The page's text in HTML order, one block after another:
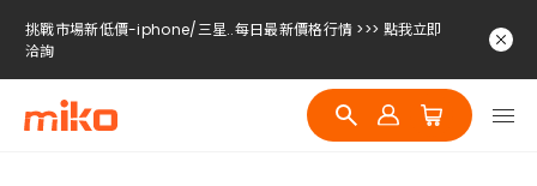
挑戰市場新低價-iphone/三星..每日最新價格行情 >>> 點我立即
洽詢
挑戰市場新低價-iphone/三星..每日最新價格行情 >>> 點我立即
洽詢
挑戰市場新低價-iphone/三星..每日最新價格行情 >>> 點我立即